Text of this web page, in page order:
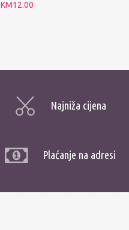
KM12.00
Najniža cijena
Plaćanje na adresi